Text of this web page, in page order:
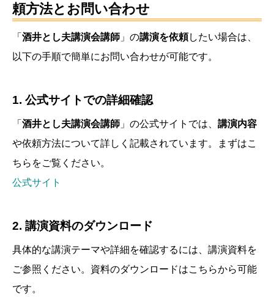
頼方法とお問い合わせ
「 酒井とし夫講演会講師 」の講演を依頼したい場合は、
以下の手順で簡単にお問い合わせが可能です。
1. 公式サイトでの詳細確認
「 酒井とし夫講演会講師 」の公式サイトでは、 講演内容
や依頼方法について詳しく記載されています。まずはこ
ちらをご覧ください。
公式サイト
2. 講演資料のダウンロード
具体的な講演テーマや詳細を確認するには、講演資料を
ご参照ください。資料のダウンロードはこちらから可能
です。